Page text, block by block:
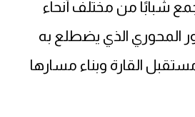
شبابًا من مختلف أنحاء
المحوري الذي يضطلع به
القارة وبناء مسارها